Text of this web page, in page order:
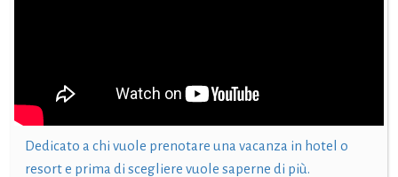
Dedicato a chi vuole prenotare una vacanza in hotel o
resort e prima di scegliere vuole saperne di più.